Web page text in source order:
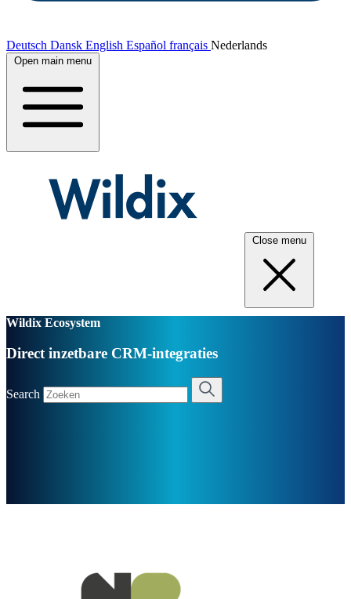
Deutsch Dansk English Español français Nederlands
Open main menu
Close menu
Wildix Ecosystem
Direct inzetbare CRM-integraties
Search